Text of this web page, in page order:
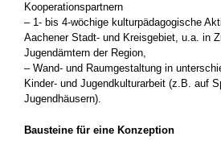
Kooperationspartnern
– 1- bis 4-wöchige kulturpädagogische
Aachener Stadt- und Kreisgebiet, u.a. in
Jugendämtern der Region,
– Wand- und Raumgestaltung in
Kinder- und Jugendkultur­arbeit (z.B. auf
Jugend­häusern).
Bausteine für eine Konzeption